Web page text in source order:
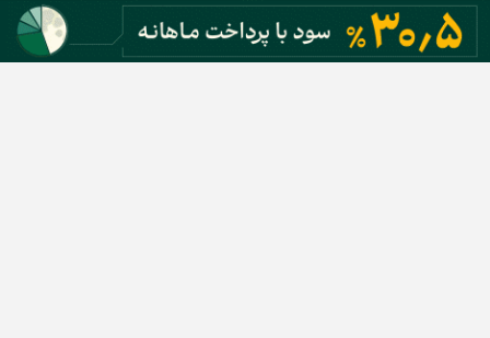
اخبار بورس
اخبار مسکن
اخبار خودرو
اخبار تکنولوژی